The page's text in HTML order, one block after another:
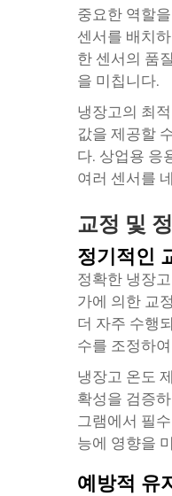
중요한 역할
센서를 배치
한 센서의 품
을 미칩니다.
냉장고의 최
값을 제공할
다. 상업용 응
여러 센서를
교정 및
정기적인
정확한 냉장
가에 의한 교
더 자주 수행
수를 조정하
냉장고 온도
확성을 검증
그램에서 필
능에 영향을
예방적 유